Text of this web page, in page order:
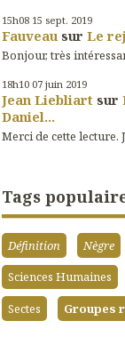
15h08 15 sept. 2019
Fauveau sur Le
Bonjour, très
18h10 07 juin 2019
Jean Liebliart sur
Daniel...
Merci de cette lecture.
Tags
Définition Nègre
Sciences Humaines
Sectes
Groupes